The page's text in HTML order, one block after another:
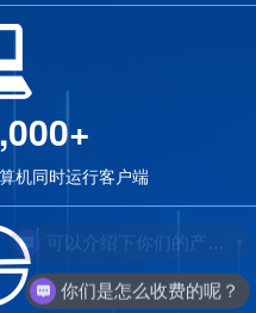
机同时运行客户端
你们是怎么收费的呢？